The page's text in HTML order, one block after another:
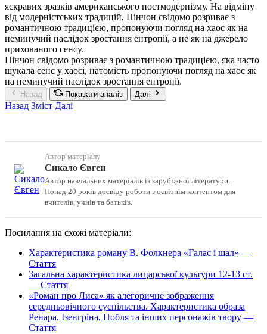
яскравих зразків американського постмодернізму. На відміну
від модерністських традицій, Пінчон свідомо розриває з
романтичною традицією, пропонуючи погляд на хаос як на
неминучий наслідок зростання ентропії, а не як на джерело
прихованого сенсу.
Пінчон свідомо розриває з романтичною традицією, яка часто
шукала сенс у хаосі, натомість пропонуючи погляд на хаос як
на неминучий наслідок зростання ентропії.
Назад Показати аналіз Далі
Назад Зміст Далі
Автор матеріалу
Сикало Євген
Автор навчальних матеріалів із зарубіжної літератури.
Понад 20 років досвіду роботи з освітнім контентом для
вчителів, учнів та батьків.
Посилання на схожі матеріали:
Характеристика роману В. Фолкнера «Галас і шал» —
Стаття
Загальна характеристика лицарської культури 12-13 ст.
— Стаття
«Роман про Лиса» як алегоричне зображення
середньовічного суспільства. Характеристика образа
Ренара, Ізенгріна, Нобля та інших персонажів твору —
Стаття